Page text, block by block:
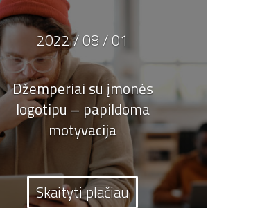
2022 / 08 / 01
Džemperiai su įmonės
logotipu – papildoma
motyvacija
Skaityti plačiau